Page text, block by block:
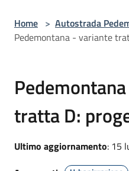
Home > Autostrada
Pedemontana - variante
tratta D:
Ultimo aggiornamento: 15